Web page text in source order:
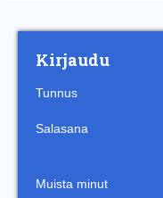
Kirjaudu
Tunnus
Salasana
Muista minut